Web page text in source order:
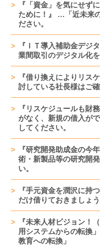
『「資金」を気にせず
ために！』 …「近未来
ださい。
『ＩＴ導入補助金デジ
業間取引のデジタル化
『借り換えによりリス
討している社長様はご確
『リスケジュールも財
がなく、新規の借入が
してください。
『研究開発助成金の今
術・新製品等の研究開
い。
『手元資金を潤沢に持
だけ借りておきましょう
『未来人材ビジョン！
用システムからの転換
教育への転換」